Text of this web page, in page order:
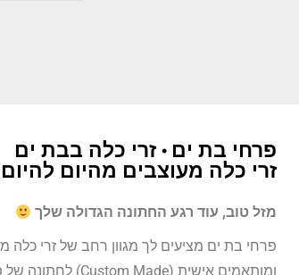
פרחי בת ים • זרי כלה בבת ים
זרי כלה מעוצבים מהיום
מזל טוב, עוד רגע החתונה הגדולה שלך
פרחי בת ים מציעים לך מגוון רחב של זרי כלה
ומותאמים אישית (Custom Made) לחתונה של פעם בחיים.